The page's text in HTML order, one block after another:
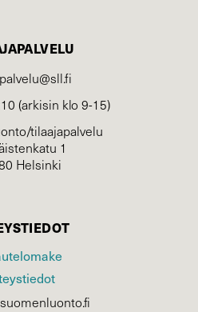
(arkisin klo 9-15)
tilaajapalvelu
1
Helsinki